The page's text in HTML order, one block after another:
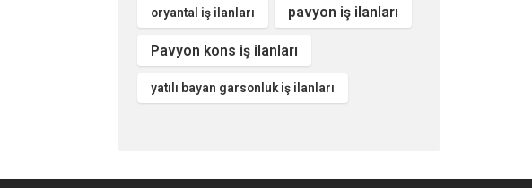
oryantal iş ilanları pavyon iş ilanları
Pavyon kons iş ilanları
yatılı bayan garsonluk iş ilanları